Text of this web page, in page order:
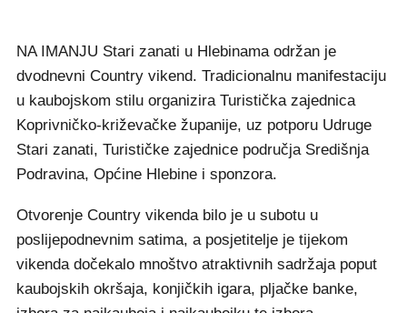
NA IMANJU Stari zanati u Hlebinama održan je
dvodnevni Country vikend. Tradicionalnu manifestaciju
u kaubojskom stilu organizira Turistička zajednica
Koprivničko-križevačke županije, uz potporu Udruge
Stari zanati, Turističke zajednice područja Središnja
Podravina, Općine Hlebine i sponzora.
Otvorenje Country vikenda bilo je u subotu u
poslijepodnevnim satima, a posjetitelje je tijekom
vikenda dočekalo mnoštvo atraktivnih sadržaja poput
kaubojskih okršaja, konjičkih igara, pljačke banke,